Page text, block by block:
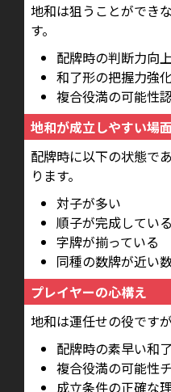
地和は狙うことができ
す。
配牌時の判断力向上
和了形の把握力強化
複合役満の可能性
地和が成立しやすい場面
配牌時に以下の状態で
ります。
対子が多い
順子が完成している
字牌が揃っている
同種の数牌が近い
プレイヤーの心構え
地和は運任せの役です
配牌時の素早い和
複合役満の可能性
成立条件の正確な